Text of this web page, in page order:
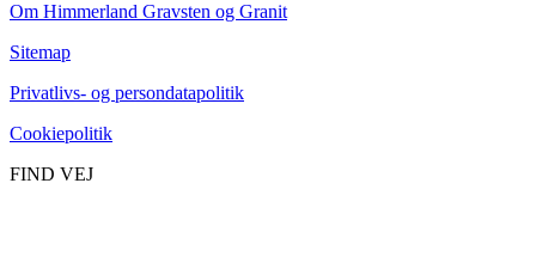
Om Himmerland Gravsten og Granit
Sitemap
Privatlivs- og persondatapolitik
Cookiepolitik
FIND VEJ